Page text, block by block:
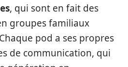
, qui sont en fait des
groupes familiaux
pod a ses propres
de communication, qui